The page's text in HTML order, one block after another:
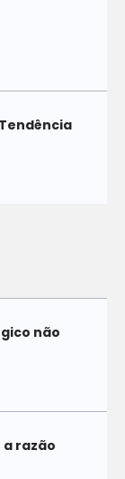
não
razão